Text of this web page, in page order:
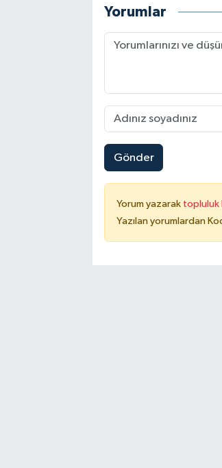
Yorumlar
Gönder
Yorum yazarak topluluk
Yazılan yorumlardan